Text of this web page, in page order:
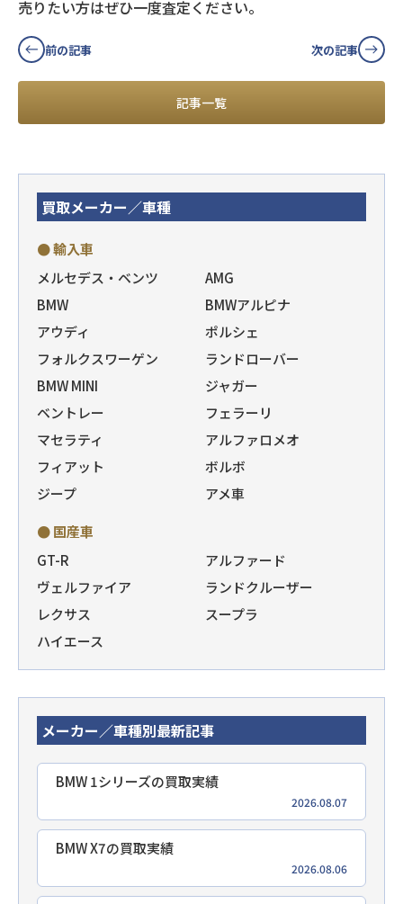
売りたい方はぜひ一度査定ください。
前の記事
記事一覧
次の記事
買取メーカー／車種
● 輸入車
メルセデス・ベンツ
AMG
BMW
BMWアルピナ
アウディ
ポルシェ
フォルクスワーゲン
ランドローバー
BMW MINI
ジャガー
ベントレー
フェラーリ
マセラティ
アルファロメオ
フィアット
ボルボ
ジープ
アメ車
● 国産車
GT-R
アルファード
ヴェルファイア
ランドクルーザー
レクサス
スープラ
ハイエース
メーカー／車種別最新記事
BMW 1シリーズの買取実績
2026.08.07
BMW X7の買取実績
2026.08.06